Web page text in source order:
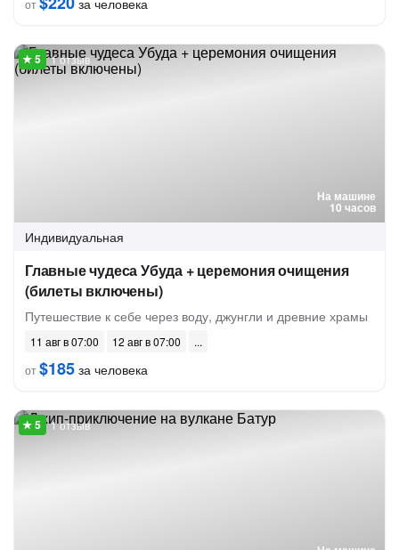
от
за человека
На машине
10 часов
1 отзыв
Индивидуальная
Главные чудеса Убуда + церемония очищения
(билеты включены)
Путешествие к себе через воду, джунгли и древние храмы
11 авг в 07:00
12 авг в 07:00
от$185 за человека
1 отзыв